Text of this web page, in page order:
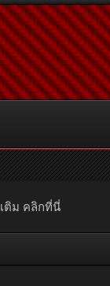
เติม คลิกที่นี่